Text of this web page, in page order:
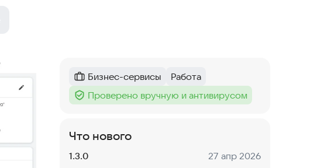
Категория:
Бизнес-сервисы
Тег:
Работа
Тег :
Проверено вручную и антивирусом
Что нового
Версия:
1.3.0 Дата:
27 апр 2026